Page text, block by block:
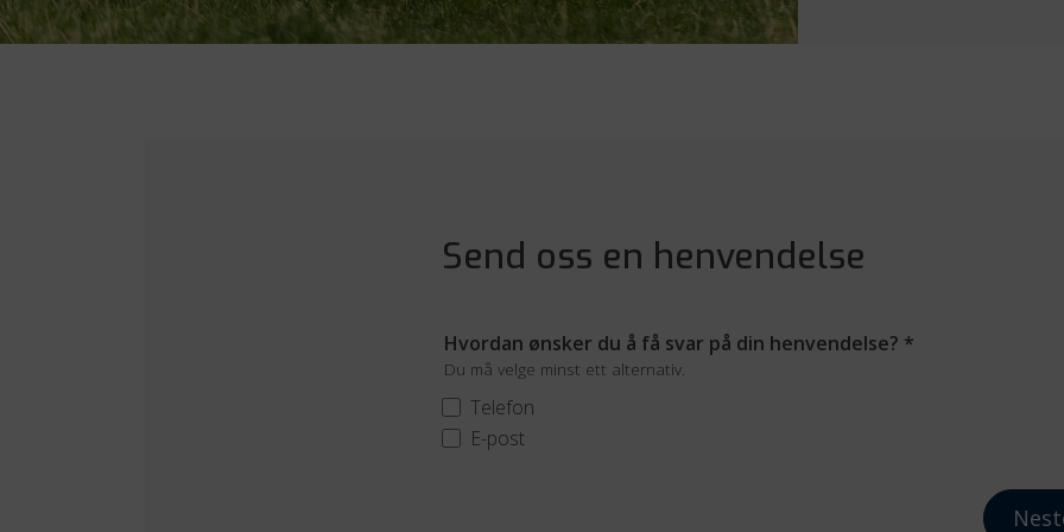
Send oss en henvendelse
Hvordan ønsker du å få svar på din henvendelse? *
Du må velge minst ett alternativ.
Telefon
E-post